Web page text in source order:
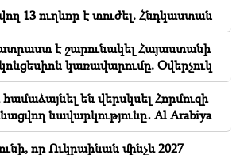
ու նվաստացման տեսարաններ են.
կոտրի․ Կաթողիկոսին չե՞ն
13 ուղևոր է տուժել. Հնդկաստան
է շարունակել Հայաստանի
կառավարումը. Օվերչուկ
են վերսկսել Հորմուզի
նավարկությունը․ Al Arabiya
որ Ուկրաինան մինչև 2027